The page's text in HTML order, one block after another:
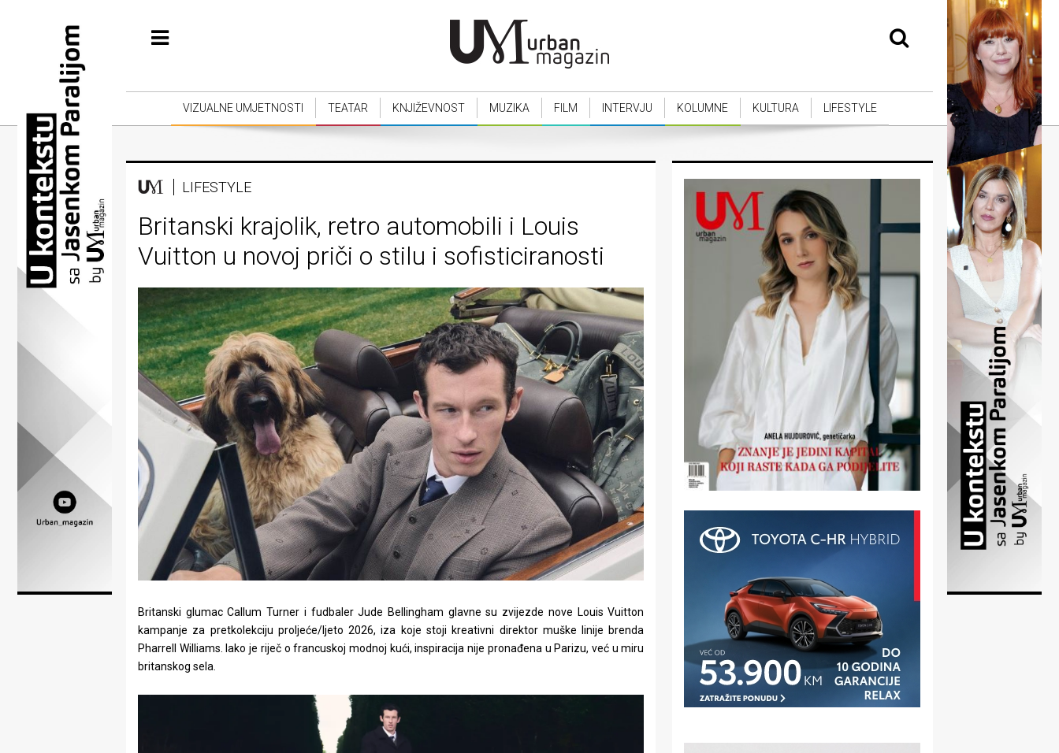
Vizualne
umjetnosti
Teatar
Književnost
Muzika
Film
Intervju
Kolumne
Lifestyle
Beauty
Zdravlje
stolom
u
VIZUALNE UMJETNOSTI TEATAR KNJIŽEVNOST MUZIKA FILM INTERVJU KOLUMNE KULTURA LIFESTYLE
LIFESTYLE
Britanski krajolik, retro automobili i Louis
Vuitton u novoj priči o stilu i sofisticiranosti
Britanski glumac Callum Turner i fudbaler Jude Bellingham glavne su zvijezde nove Louis Vuitton
kampanje za pretkolekciju proljeće/ljeto 2026, iza koje stoji kreativni direktor muške linije brenda
Pharrell Williams. Iako je riječ o francuskoj modnoj kući, inspiracija nije pronađena u Parizu, već u miru
britanskog sela.